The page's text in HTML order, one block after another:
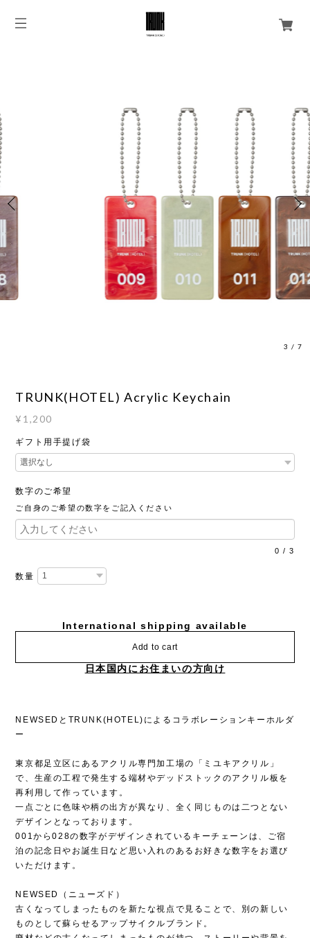
3 /7
TRUNK(HOTEL) Acrylic Keychain
¥1,200
ギフト用手提げ袋
数字のご希望
ご自身のご希望の数字をご記入ください
0 / 3
数量
International shipping available
Add to cart
日本国内にお住まいの方向け
NEWSEDとTRUNK(HOTEL)によるコラボレーションキーホルダ
ー
東京都足立区にあるアクリル専門加工場の「ミユキアクリル」
で、生産の工程で発生する端材やデッドストックのアクリル板を
再利用して作っています。
一点ごとに色味や柄の出方が異なり、全く同じものは二つとない
デザインとなっております。
001から028の数字がデザインされているキーチェーンは、ご宿
泊の記念日やお誕生日など思い入れのあるお好きな数字をお選び
いただけます。
NEWSED（ニューズド）
古くなってしまったものを新たな視点で見ることで、別の新しい
ものとして蘇らせるアップサイクルブランド。